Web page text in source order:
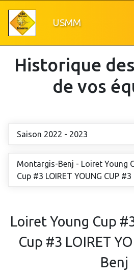
contenu
USMM
Historique
de vos
Saison 2022 - 2023
Montargis-Benj - Loiret Young
Cup #3 LOIRET YOUNG CUP #3
Loiret Young Cup
Cup #3 LOIRET
Benj